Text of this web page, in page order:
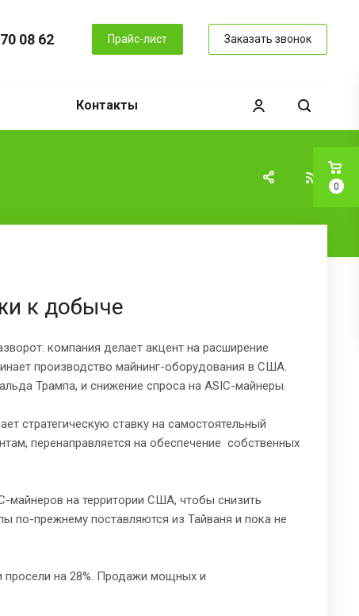
08 62 Прайс-лист Заказать звонок
Контакты
к добыче
компания делает акцент на расширение
производство майнинг-оборудования в США.
Трампа, и снижение спроса на ASIC-майнеры.
стратегическую ставку на самостоятельный
перенаправляется на обеспечение собственных
майнеров на территории США, чтобы снизить
по-прежнему поставляются из Тайваня и пока не
просели на 28%. Продажи мощных и
0